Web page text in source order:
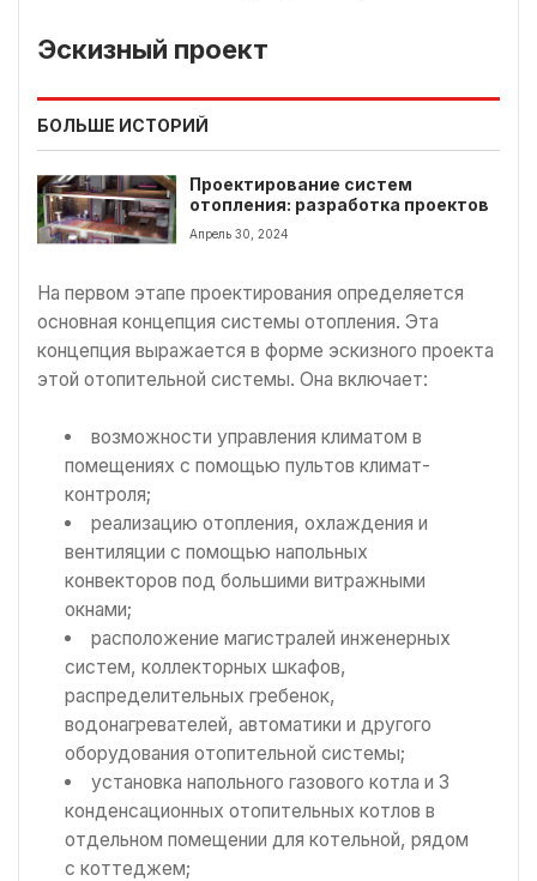
Эскизный проект
БОЛЬШЕ ИСТОРИЙ
Проектирование систем
отопления: разработка проектов
Апрель 30, 2024
На первом этапе проектирования определяется
основная концепция системы отопления. Эта
концепция выражается в форме эскизного проекта
этой отопительной системы. Она включает:
возможности управления климатом в
помещениях с помощью пультов климат-
контроля;
реализацию отопления, охлаждения и
вентиляции с помощью напольных
конвекторов под большими витражными
окнами;
расположение магистралей инженерных
систем, коллекторных шкафов,
распределительных гребенок,
водонагревателей, автоматики и другого
оборудования отопительной системы;
установка напольного газового котла и 3
конденсационных отопительных котлов в
отдельном помещении для котельной, рядом
с коттеджем;